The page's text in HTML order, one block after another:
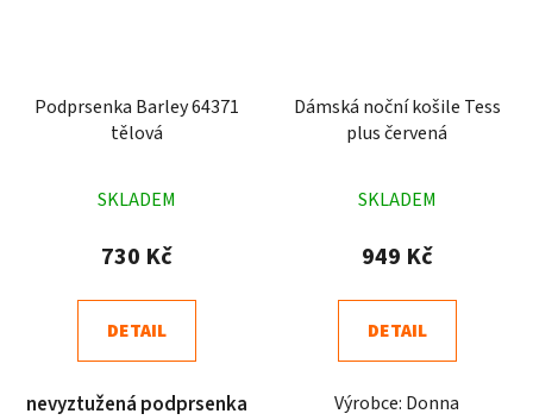
Podprsenka Barley 64371
tělová
hodnocení
produktu
4,7
z
hvězdiček.
SKLADEM
730 Kč
DETAIL
nevyztužená podprsenka
Dámská noční košile Tess
plus červená
hodnocení
produktu
5,0
z
hvězdiček.
SKLADEM
949 Kč
DETAIL
Výrobce: Donna